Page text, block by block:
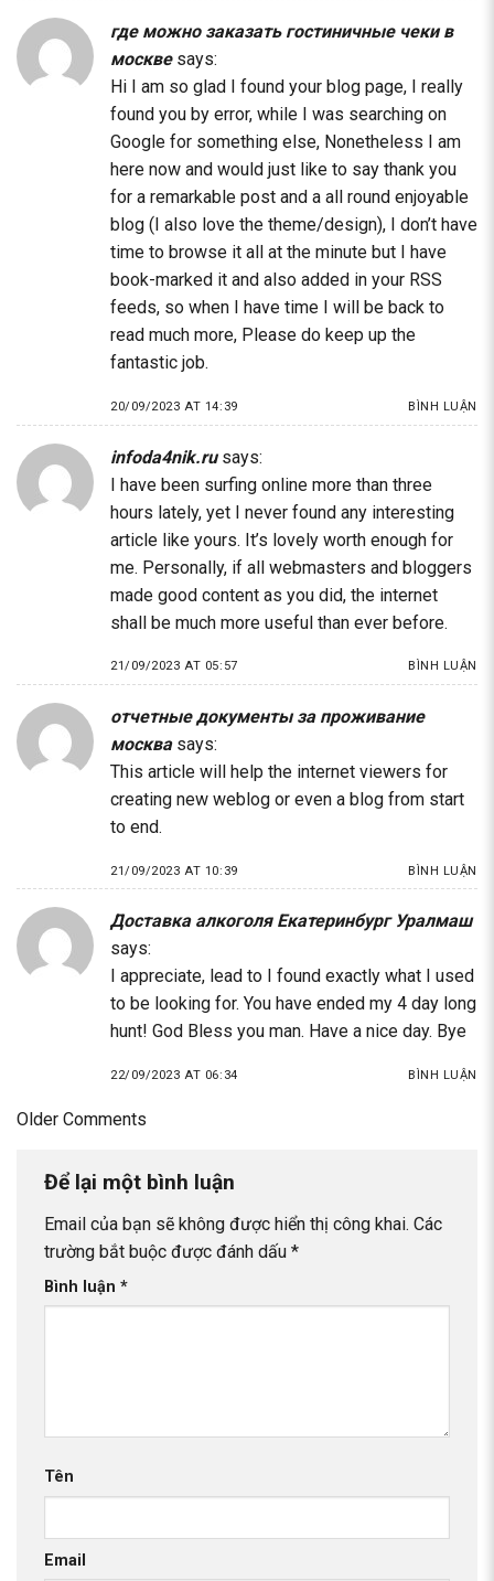
где можно заказать гостиничные чеки в
москве says:
Hi I am so glad I found your blog page, I really
found you by error, while I was searching on
Google for something else, Nonetheless I am
here now and would just like to say thank you
for a remarkable post and a all round enjoyable
blog (I also love the theme/design), I don’t have
time to browse it all at the minute but I have
book-marked it and also added in your RSS
feeds, so when I have time I will be back to
read much more, Please do keep up the
fantastic job.
20/09/2023 AT 14:39 BÌNH LUẬN
infoda4nik.ru says:
I have been surfing online more than three
hours lately, yet I never found any interesting
article like yours. It’s lovely worth enough for
me. Personally, if all webmasters and bloggers
made good content as you did, the internet
shall be much more useful than ever before.
21/09/2023 AT 05:57 BÌNH LUẬN
отчетные документы за проживание
москва says:
This article will help the internet viewers for
creating new weblog or even a blog from start
to end.
21/09/2023 AT 10:39 BÌNH LUẬN
Доставка алкоголя Екатеринбург Уралмаш
says:
I appreciate, lead to I found exactly what I used
to be looking for. You have ended my 4 day long
hunt! God Bless you man. Have a nice day. Bye
22/09/2023 AT 06:34 BÌNH LUẬN
Comment
Older Comments
Để lại một bình luận
Email của bạn sẽ không được hiển thị công khai. Các
trường bắt buộc được đánh dấu *
Bình luận *
Tên
Email